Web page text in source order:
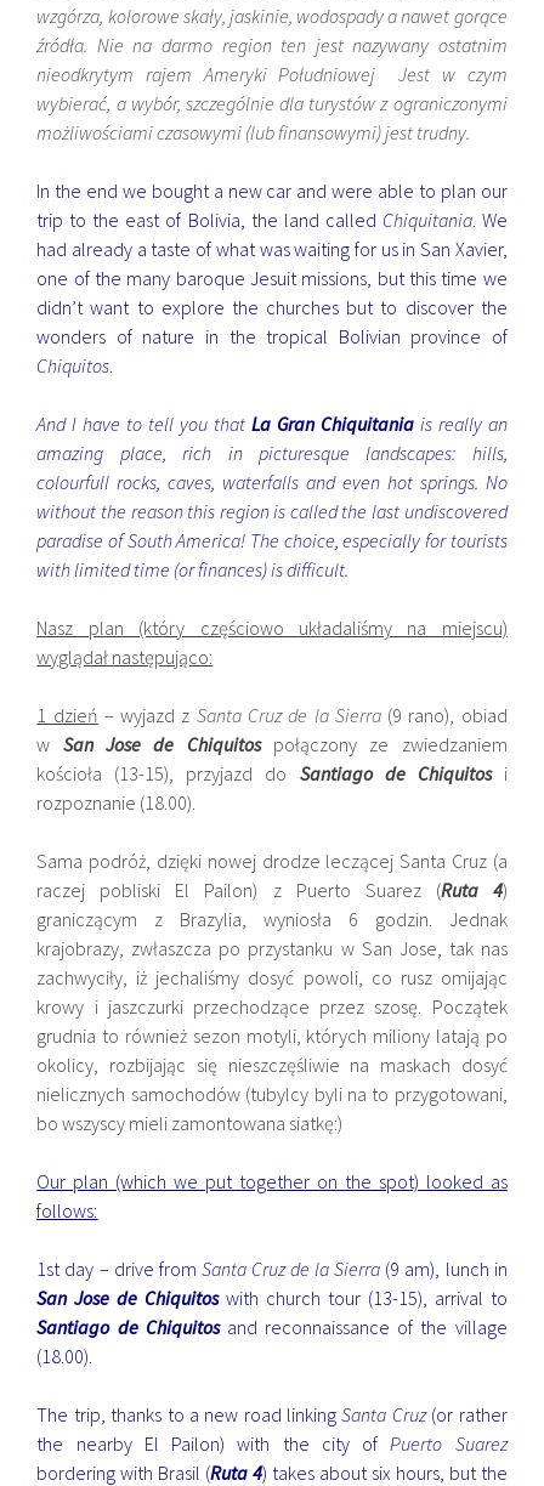
wzgórza, kolorowe skały, jaskinie, wodospady a nawet gorące
źródła. Nie na darmo region ten jest nazywany ostatnim
nieodkrytym rajem Ameryki Południowej Jest w czym
wybierać, a wybór, szczególnie dla turystów z ograniczonymi
możliwościami czasowymi (lub finansowymi) jest trudny.
In the end we bought a new car and were able to plan our
trip to the east of Bolivia, the land called Chiquitania. We
had already a taste of what was waiting for us in San Xavier,
one of the many baroque Jesuit missions, but this time we
didn’t want to explore the churches but to discover the
wonders of nature in the tropical Bolivian province of
Chiquitos.
And I have to tell you that La Gran Chiquitaniais really an
amazing place, rich in picturesque landscapes: hills,
colourfull rocks, caves, waterfalls and even hot springs. No
without the reason this region is called the last undiscovered
paradise of South America! The choice, especially for tourists
with limited time (or finances) is difficult.
Nasz plan (który częściowo układaliśmy na miejscu)
wyglądał następująco:
1 dzień – wyjazd z Santa Cruz de la Sierra(9 rano), obiad
w San Jose de Chiquitos połączony ze zwiedzaniem
kościoła (13-15), przyjazd do Santiago de Chiquitosi
rozpoznanie (18.00).
Sama podróż, dzięki nowej drodze leczącej Santa Cruz (a
raczej pobliski El Pailon) z Puerto Suarez (Ruta 4)
graniczącym z Brazylia, wyniosła 6 godzin. Jednak
krajobrazy, zwłaszcza po przystanku w San Jose, tak nas
zachwyciły, iż jechaliśmy dosyć powoli, co rusz omijając
krowy i jaszczurki przechodzące przez szosę. Początek
grudnia to również sezon motyli, których miliony latają po
okolicy, rozbijając się nieszczęśliwie na maskach dosyć
nielicznych samochodów (tubylcy byli na to przygotowani,
bo wszyscy mieli zamontowana siatkę:)
Our plan (which we put together on the spot) looked as
follows:
1st day – drive from Santa Cruz de la Sierra (9 am), lunch in
San Jose de Chiquitos with church tour (13-15), arrival to
Santiago de Chiquitosand reconnaissance of the village
(18.00).
The trip, thanks to a new road linkingSanta Cruz(or rather
the nearby El Pailon) with the city ofPuerto Suarez
bordering with Brasil (Ruta 4) takes about six hours, but the